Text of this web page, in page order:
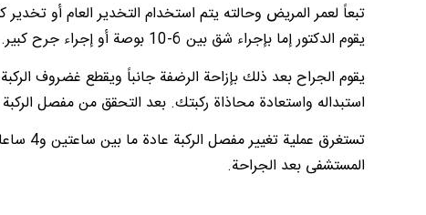
تبعاً لعمر المريض وحالته يتم استخدام التخدير العام أو
يقوم الدكتور إما بإجراء شق بين 6-10 بوصة أو إجراء جرح كبير.
يقوم الجراح بعد ذلك بإزاحة الرضفة جانباً ويقطع غضروف الركبة
استبداله واستعادة محاذاة ركبتك. بعد التحقق من مفصل
المستشفى بعد الجراحة.